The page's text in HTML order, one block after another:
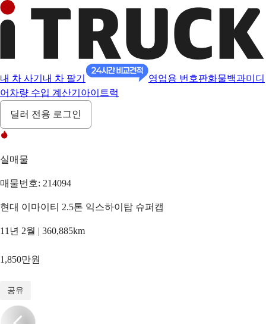
내 차 사기 내 차 팔기 영업용 번호판화물백과미디
어 차량 수입 계산기 아이트럭
딜러 전용 로그인
실매물
매물번호: 214094
현대 이마이티 2.5톤 익스하이탑 슈퍼캡
11년 2월 | 360,885km
1,850만원
공유
/17